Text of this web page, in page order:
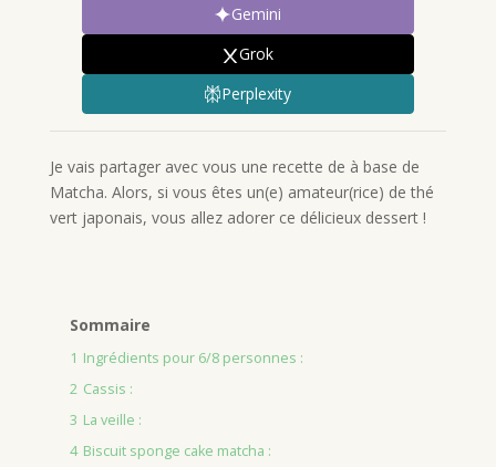
Gemini
Grok
Perplexity
Je vais partager avec vous une recette de à base de
Matcha. Alors, si vous êtes un(e) amateur(rice) de thé
vert japonais, vous allez adorer ce délicieux dessert !
Sommaire
1 Ingrédients pour 6/8 personnes :
2 Cassis :
3 La veille :
4 Biscuit sponge cake matcha :